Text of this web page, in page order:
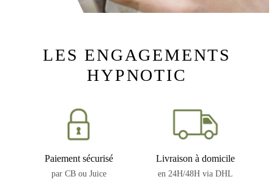
LES ENGAGEMENTS
HYPNOTIC
Paiement sécurisé
par CB ou Juice
Livraison à domicile
en 24H/48H via DHL